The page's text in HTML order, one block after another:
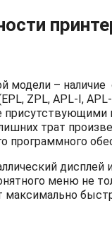
модели – наличие
ZPL, APL-I,
присутствующими
трат
программного
дисплей
меню не